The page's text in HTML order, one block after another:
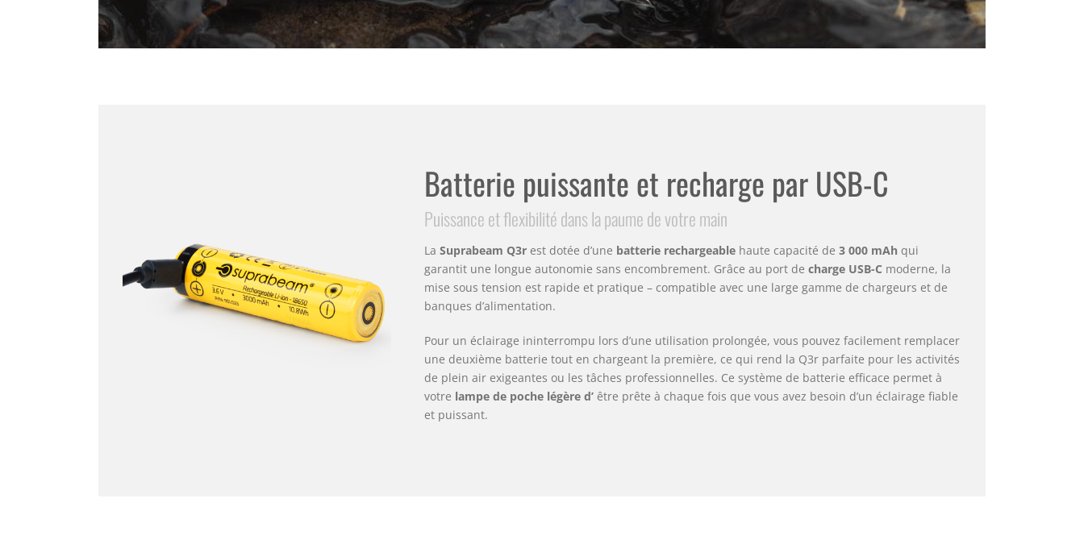
Batterie puissante et recharge par USB-C
Puissance et flexibilité dans la paume de votre main
LaSuprabeam Q3r est dotée d’une batterie rechargeable haute capacité de3 000 mAh qui
garantit une longue autonomie sans encombrement. Grâce au port decharge USB-C moderne, la
mise sous tension est rapide et pratique – compatible avec une large gamme de chargeurs et de
banques d’alimentation.
Pour un éclairage ininterrompu lors d’une utilisation prolongée, vous pouvez facilement remplacer
une deuxième batterie tout en chargeant la première, ce qui rend la Q3r parfaite pour les activités
de plein air exigeantes ou les tâches professionnelles. Ce système de batterie efficace permet à
votre lampe de poche légère d’ être prête à chaque fois que vous avez besoin d’un éclairage fiable
et puissant.